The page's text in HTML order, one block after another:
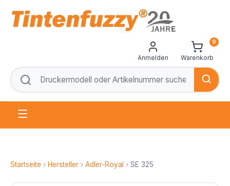
Anmelden Warenkorb
0
Startseite › Hersteller › Adler-Royal › SE 325